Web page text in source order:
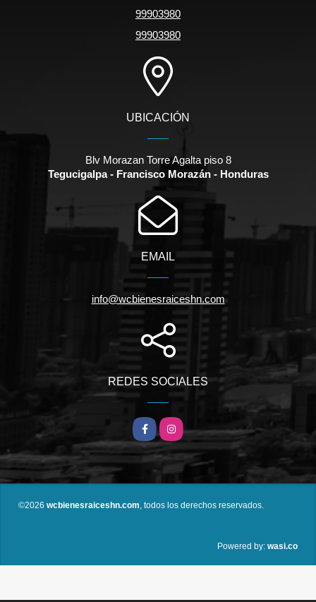
99903980
99903980
UBICACIÓN
Blv Morazan Torre Agalta piso 8
Tegucigalpa - Francisco Morazán - Honduras
EMAIL
info@wcbienesraiceshn.com
REDES SOCIALES
Facebook
Instagram
©2026 wcbienesraiceshn.com , todos los derechos reservados.
Powered by: wasi.co